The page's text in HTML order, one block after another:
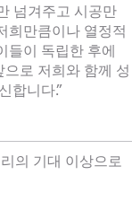
넘겨주고 시공만
희만큼이나 열정적
들이 독립한 후에
로 저희와 함께 성
합니다.”
의 기대 이상으로